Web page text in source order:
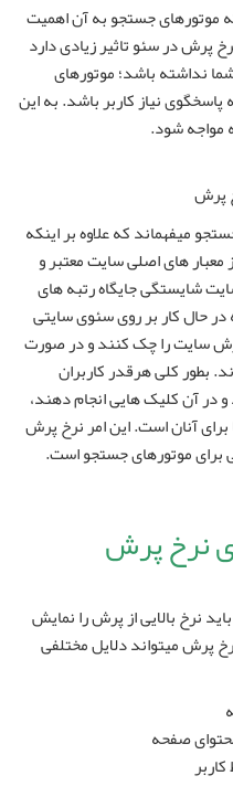
موتورهای جستجو به آن اهمیت
پرش در سئو تاثیر زیادی دارد
نداشته باشد؛ موتورهای
نیاز کاربر باشد. به این
مواجه شود.
میفهماند که علاوه بر اینکه
معبار های اصلی سایت معتبر و
شایستگی جایگاه رتبه های
در حال کار بر روی سئوی سایتی
سایت را چک کنند و در صورت
بطور کلی هرقدر کاربران
در آن کلیک هایی انجام دهند،
آنان است. این امر نرخ پرش
برای موتورهای جستجو است.
نرخ پرش
نرخ بالایی از پرش را نمایش
پرش میتواند دلایل مختلفی
صفحه